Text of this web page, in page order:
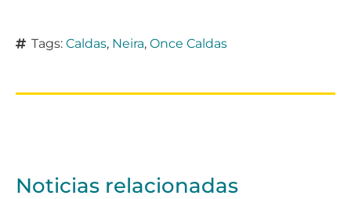
Tags: Caldas, Neira, Once Caldas
Noticias relacionadas